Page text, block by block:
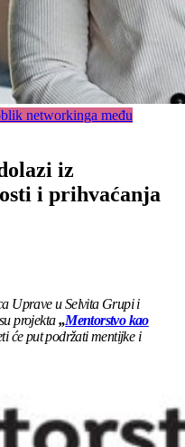
networkinga među
iz
i prihvaćanja
Uprave u Selvita Grupi i
projekta„Mentorstvo kao
će put podržati mentijke i